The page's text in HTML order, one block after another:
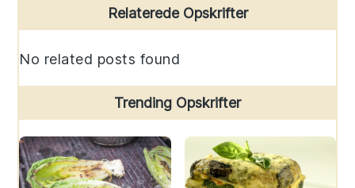
Sidebar
Relaterede Opskrifter
No related posts found
Trending Opskrifter